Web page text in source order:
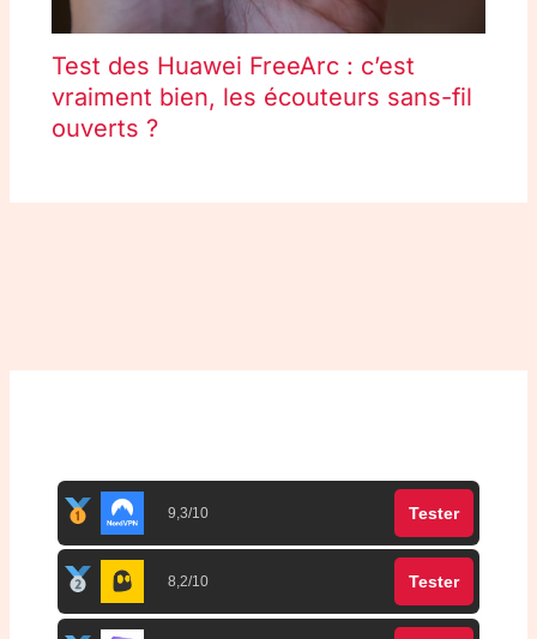
Test des Huawei FreeArc : c’est
vraiment bien, les écouteurs sans-fil
ouverts ?
9,3/10 Tester
8,2/10 Tester